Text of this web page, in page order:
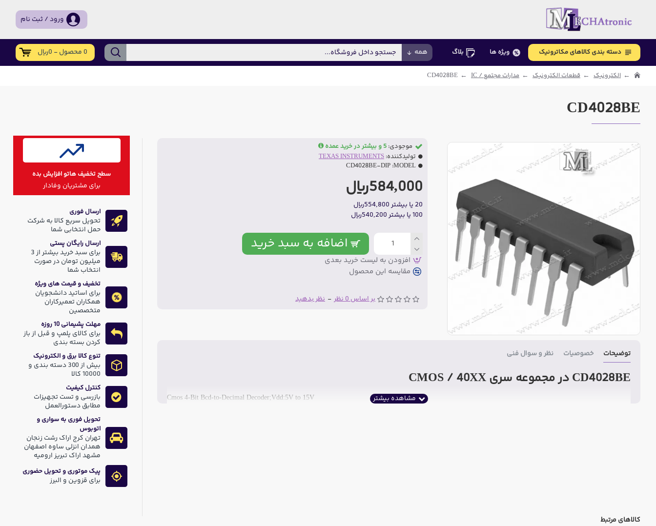
ورود / ثبت نام
دسته بندی کالاهای مکاترونیک ویژه ها بلاگ همه 0 محصول - 0ریال
الکترونیک قطعات الکترونیک مدارات مجتمع / IC CD4028BE
CD4028BE
بر اساس 0 نظر - نظر بدهید
584,000ریال
20 یا بیشتر 554,800ریال
100 یا بیشتر 540,200ریال
موجودی: 5 و بیشتر در خرید عمده
تولیدکننده: TEXAS INSTRUMENTS
MODEL:
CD4028BE-DIP
اضافه به سبد خرید
افزودن به لیست خرید بعدی
مقایسه این محصول
توضیحات خصوصیات نظر و سوال فنی
CD4028BE در مجموعه سری CMOS / 40XX
Cmos 4-Bit Bcd-to-Decimal Decoder;Vdd:5V to 15V
سطح تخفیف هاتو افزایش بده
برای مشتریان وفادار
ارسال فوری
تحویل سریع کالا به شرکت
حمل انتخابی شما
ارسال رایگان پستی
برای سبد خرید بیشتر از 3
میلیون تومان در صورت
انتخاب شما
تخفیف و قیمت های ویژه
برای اساتید دانشجویان
همکاران تعمیرکاران
متخصصین
مهلت پشیمانی 10 روزه
برای کالای پلمپ و قبل از باز
کردن بسته بندی
تنوع کالا برق و الکترونیک
بیش از 300 دسته بندی و
10000 کالا
کنترل کیفیت
بازرسی و تست تجهیزات
مطابق دستورالعمل
تحویل فوری به سواری و
اتوبوس
تهران کرج اراک رشت زنجان
همدان انزلی ساوه اصفهان
مشهد اراک تبریز ارومیه
پیک موتوری و تحویل حضوری
برای قزوین و البرز
کالاهای مرتبط